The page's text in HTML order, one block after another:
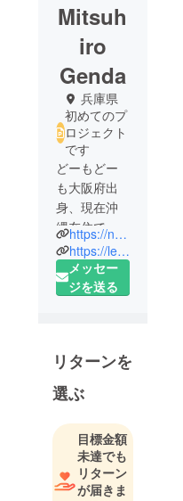
Mitsuh
iro
Genda
兵庫県
初めてのプ
ロジェクト
です
どーもどー
も大阪府出
身、現在沖
縄在住で
す。
まだ経験し
することを
心がけてい
ます。
「まずやっ
てみる」
「ほないこ
か」を合言
https://note.com/tyutyui78/
https://letterpot.otogimachi.jp/users/10978
メッセー
ジを送る
リターンを
選ぶ
目標金額
未達でも
リターン
が届きま